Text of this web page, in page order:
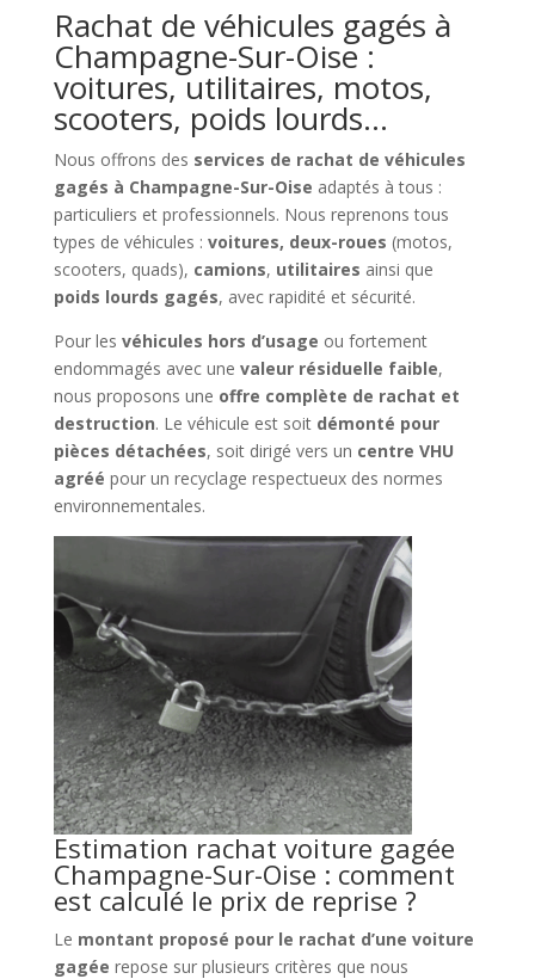
Rachat de véhicules gagés à
Champagne-Sur-Oise :
voitures, utilitaires, motos,
scooters, poids lourds…
Nous offrons des services de rachat de véhicules
gagés à Champagne-Sur-Oise adaptés à tous :
particuliers et professionnels. Nous reprenons tous
types de véhicules : voitures, deux-roues (motos,
scooters, quads), camions, utilitaires ainsi que
poids lourds gagés, avec rapidité et sécurité.
Pour les véhicules hors d’usage ou fortement
endommagés avec une valeur résiduelle faible,
nous proposons une offre complète de rachat et
destruction. Le véhicule est soit démonté pour
pièces détachées, soit dirigé vers un centre VHU
agréé pour un recyclage respectueux des normes
environnementales.
Estimation rachat voiture gagée
Champagne-Sur-Oise : comment
est calculé le prix de reprise ?
Le montant proposé pour le rachat d’une voiture
gagée repose sur plusieurs critères que nous